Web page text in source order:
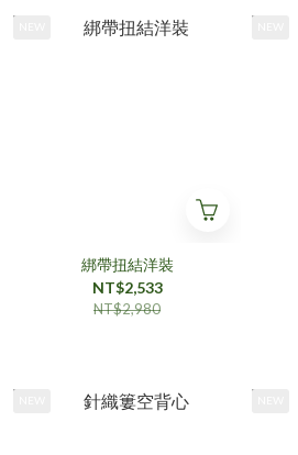
綁帶扭結洋裝
NT$2,533
NT$2,980